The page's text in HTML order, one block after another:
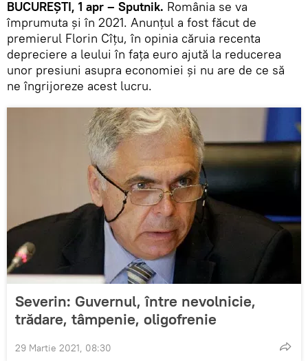
BUCUREȘTI, 1 apr – Sputnik. România se va
împrumuta și în 2021. Anunțul a fost făcut de
premierul Florin Cîțu, în opinia căruia recenta
depreciere a leului în fața euro ajută la reducerea
unor presiuni asupra economiei și nu are de ce să
ne îngrijoreze acest lucru.
Severin: Guvernul, între nevolnicie,
trădare, tâmpenie, oligofrenie
29 Martie 2021, 08:30